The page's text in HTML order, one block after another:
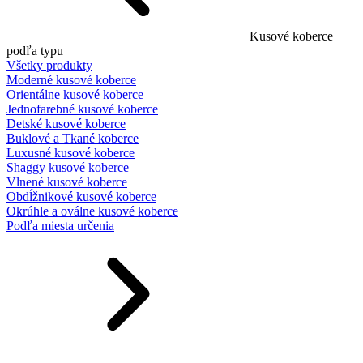
Kusové koberce
podľa typu
Všetky produkty
Moderné kusové koberce
Orientálne kusové koberce
Jednofarebné kusové koberce
Detské kusové koberce
Buklové a Tkané koberce
Luxusné kusové koberce
Shaggy kusové koberce
Vlnené kusové koberce
Obdĺžnikové kusové koberce
Okrúhle a oválne kusové koberce
Podľa miesta určenia